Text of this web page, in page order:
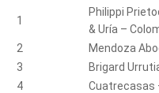
1
Philippi
& Uría –
2 Mendoza
3
Brigard
4
Cuatrecasas